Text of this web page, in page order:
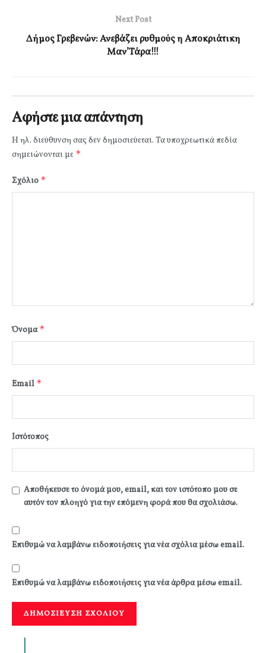
Next Post
Δήμος Γρεβενών: Ανεβάζει ρυθμούς η Αποκριάτικη
Μαν’Τάρα!!!
Αφήστε μια απάντηση
Η ηλ. διεύθυνση σας δεν δημοσιεύεται. Τα υποχρεωτικά πεδία
σημειώνονται με *
Σχόλιο *
Όνομα*
Email *
Ιστότοπος
Αποθήκευσε το όνομά μου, email, και τον ιστότοπο μου σε
αυτόν τον πλοηγό για την επόμενη φορά που θα σχολιάσω.
Επιθυμώ να λαμβάνω ειδοποιήσεις για νέα σχόλια μέσω email.
Επιθυμώ να λαμβάνω ειδοποιήσεις για νέα άρθρα μέσω email.